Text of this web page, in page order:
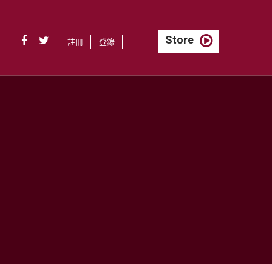
Store
註冊 登錄